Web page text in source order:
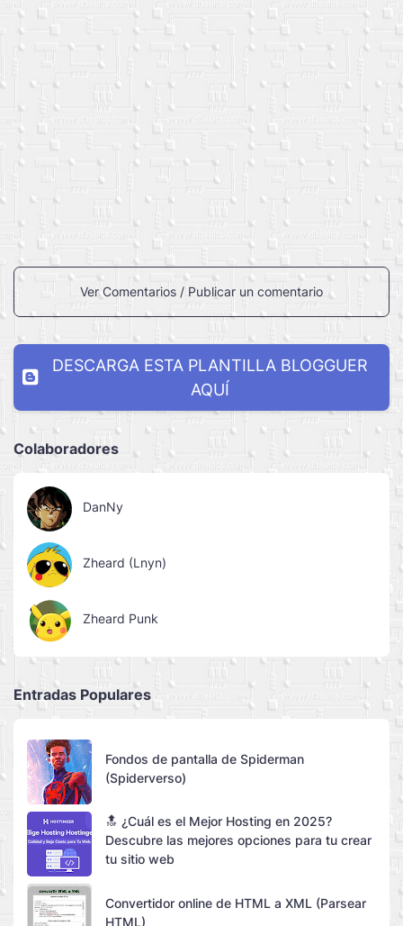
Ver Comentarios / Publicar un comentario
DESCARGA ESTA PLANTILLA BLOGGUER
AQUÍ
Colaboradores
DanNy
Zheard (Lnyn)
Zheard Punk
Entradas Populares
Fondos de pantalla de Spiderman
(Spiderverso)
🔝 ¿Cuál es el Mejor Hosting en 2025?
Descubre las mejores opciones para tu crear
tu sitio web
Convertidor online de HTML a XML (Parsear
HTML)